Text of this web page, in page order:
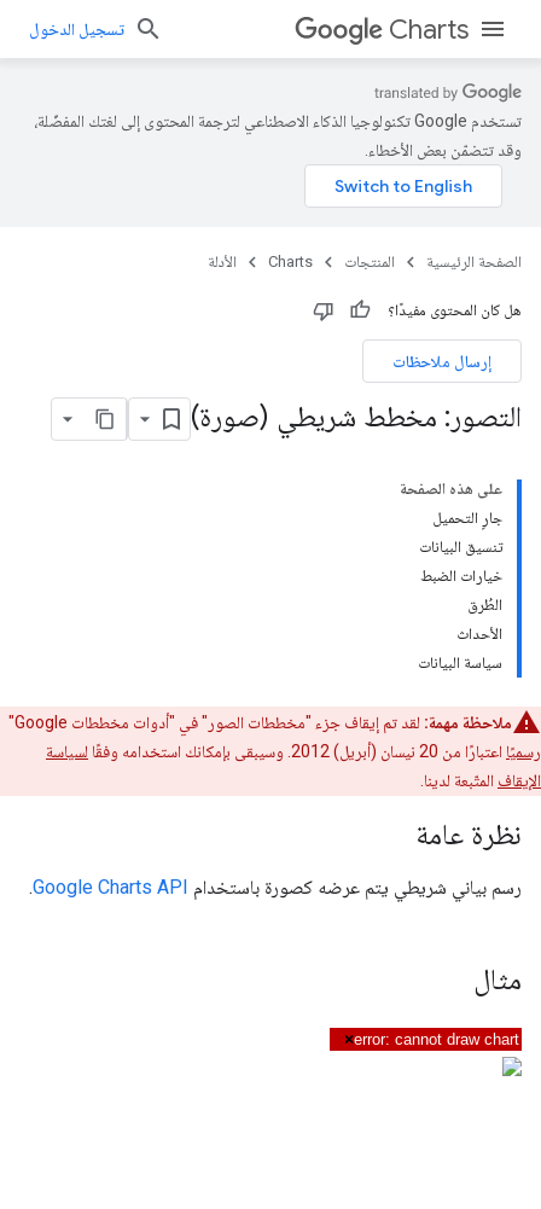
Charts تسجيل الدخول
تستخدم Google تكنولوجيا الذكاء الاصطناعي لترجمة المحتوى إلى لغتك المفضّلة،
وقد تتضمّن بعض الأخطاء.
الصفحة الرئيسية المنتجات Charts الأدلة
هل كان المحتوى مفيدًا؟
إرسال ملاحظات
التصور: مخطط شريطي (صورة)
على هذه الصفحة
جارٍ التحميل
تنسيق البيانات
خيارات الضبط
الطُرق
الأحداث
سياسة البيانات
ملاحظة مهمة: لقد تم إيقاف جزء "مخططات الصور" في "أدوات مخططات Google"
رسميًا اعتبارًا من 20 نيسان (أبريل) 2012. وسيبقى بإمكانك استخدامه وفقًا
لسياسة
الإيقاف المتّبعة لدينا.
نظرة عامة
رسم بياني شريطي يتم عرضه كصورة باستخدام Google Charts API
.
مثال